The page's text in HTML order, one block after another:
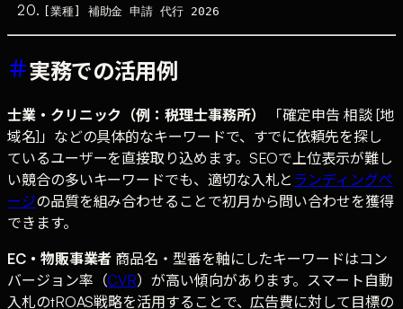
[業種] 補助金 申請 代行 2026
実務での活用例
士業・クリニック（例：税理士事務所）
「確定申告 相談 [地
域名]」などの具体的なキーワードで、すでに依頼先を探し
ているユーザーを直接取り込めます。SEOで上位表示が難し
い競合の多いキーワードでも、適切な入札と ランディングペ
ージの品質を組み合わせることで初月から問い合わせを獲得
できます。
EC・物販事業者 商品名・型番を軸にしたキーワードはコン
バージョン率（CVR）が高い傾向があります。スマート自動
入札のtROAS戦略を活用することで、広告費に対して目標の